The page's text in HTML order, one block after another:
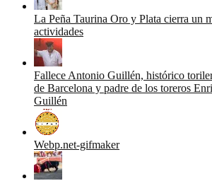
La Peña Taurina Oro y Plata cierra un
actividades
Fallece Antonio Guillén, histórico
de Barcelona y padre de los toreros
Guillén
Webp.net-gifmaker